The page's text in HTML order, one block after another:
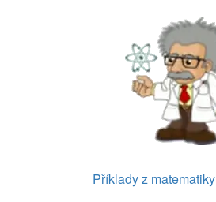
Příklady z matematiky